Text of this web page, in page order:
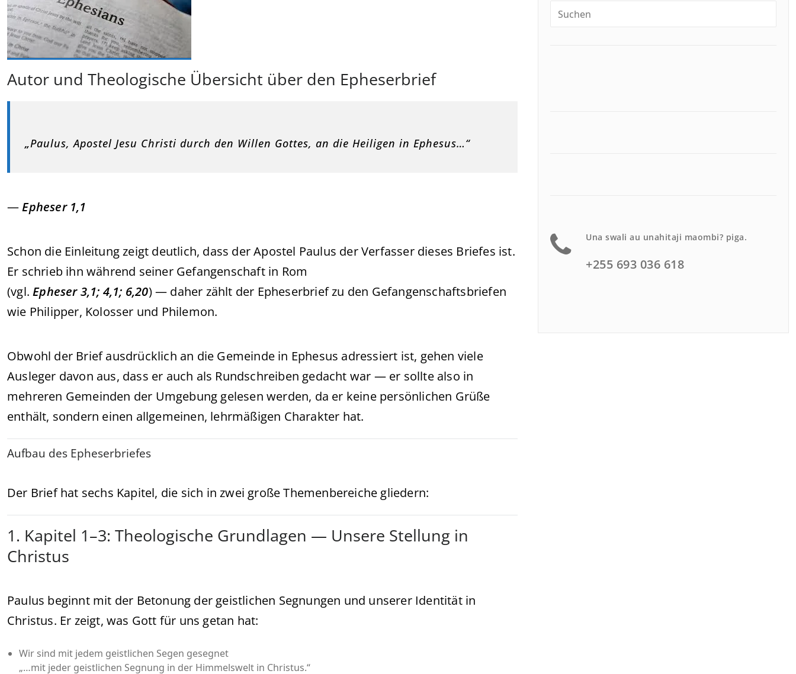
Autor und Theologische Übersicht über den Epheserbrief
„Paulus, Apostel Jesu Christi durch den Willen Gottes, an die Heiligen in Ephesus…“
—Epheser 1,1
Schon die Einleitung zeigt deutlich, dass der Apostel Paulus der Verfasser dieses Briefes ist.
Er schrieb ihn während seiner Gefangenschaft in Rom
(vgl.Epheser 3,1; 4,1; 6,20) — daher zählt der Epheserbrief zu den Gefangenschaftsbriefen
wie Philipper, Kolosser und Philemon.
Obwohl der Brief ausdrücklich an die Gemeinde in Ephesus adressiert ist, gehen viele
Ausleger davon aus, dass er auch als Rundschreiben gedacht war — er sollte also in
mehreren Gemeinden der Umgebung gelesen werden, da er keine persönlichen Grüße
enthält, sondern einen allgemeinen, lehrmäßigen Charakter hat.
Aufbau des Epheserbriefes
Der Brief hat sechs Kapitel, die sich in zwei große Themenbereiche gliedern:
1. Kapitel 1–3: Theologische Grundlagen — Unsere Stellung in
Christus
Paulus beginnt mit der Betonung der geistlichen Segnungen und unserer Identität in
Christus. Er zeigt, was Gott für uns getan hat:
Wir sind mit jedem geistlichen Segen gesegnet
„…mit jeder geistlichen Segnung in der Himmelswelt in Christus.“
Una swali au unahitaji maombi? piga.
+255 693 036 618